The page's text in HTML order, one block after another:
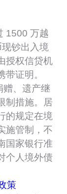
1500 万越
钞出入境
授权信贷机
证明。
赠、遗产继
制措施。居
的规定在境
施管制，不
国家银行准
个人境外债
策